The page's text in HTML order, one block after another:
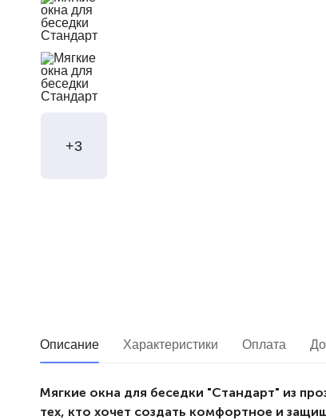
+3
Описание Характеристики Оплата
Мягкие окна для беседки "Стандарт" из
тех, кто хочет создать комфортное и